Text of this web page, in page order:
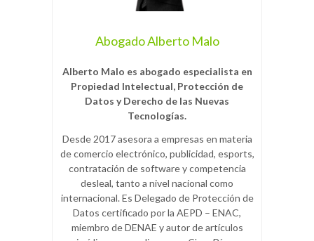
Abogado Alberto Malo
Alberto Malo es abogado especialista en
Propiedad Intelectual, Protección de
Datos y Derecho de las Nuevas
Tecnologías.
Desde 2017 asesora a empresas en materia
de comercio electrónico, publicidad, esports,
contratación de software y competencia
desleal, tanto a nivel nacional como
internacional. Es Delegado de Protección de
Datos certificado por la AEPD – ENAC,
miembro de DENAE y autor de artículos